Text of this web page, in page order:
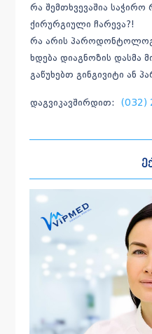
რა შემთხვევაშია საჭირო
ქირურგიული ჩარევა?!
რა არის
ხდება დიაგნოზის დასმა
გაწუხებთ გინგივიტი ან
დაგვიკავშირდით: (032)